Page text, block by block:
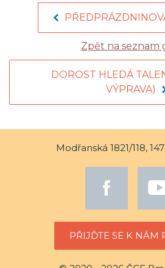
Zpět na seznam
DOROST HLEDÁ
VÝPRAVA)
Modřanská 1821/118,
PŘIJĎTE SE K NÁM